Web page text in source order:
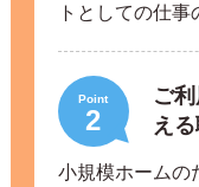
トとしての仕事
Point
2
ご
え
小規模ホームの